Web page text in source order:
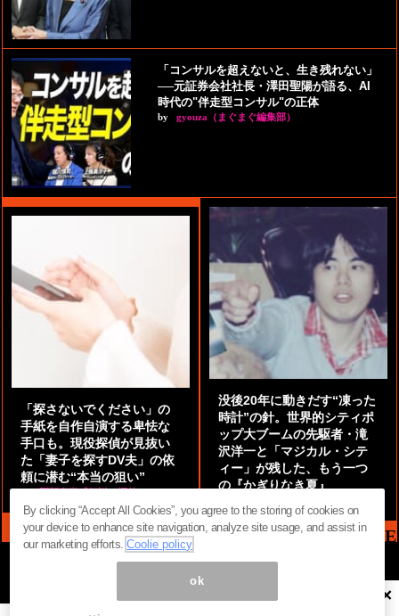
「コンサルを超えないと、生き残れない」
──元証券会社社長・澤田聖陽が語る、AI
時代の"伴走型コンサル"の正体
by gyouza（まぐまぐ編集部）
「探さないでください」の
手紙を自作自演する卑怯な
手口も。現役探偵が見抜い
た「妻子を探すDV夫」の依
頼に潜む“本当の狙い”
by 阿部泰尚『伝説の探偵』
没後20年に動きだす“凍った
時計”の針。世界的シティポ
ップ大ブームの先駆者・滝
沢洋一と「マジカル・シテ
ィー」が残した、もう一つ
の『かぎりなき夏』
MAG2 NEWS HEADLINE
ページ内の商標は全て商標権者に属します。無断転載を禁じます。 ©
×
By clicking “Accept All Cookies”, you agree to the storing of cookies on
your device to enhance site navigation, analyze site usage, and assist in
our marketing efforts.Coolie policy
ok